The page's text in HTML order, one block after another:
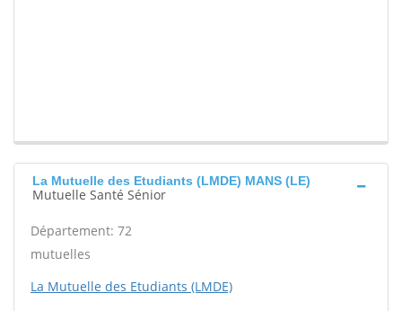
La Mutuelle des Etudiants (LMDE) MANS (LE)
Mutuelle Santé Sénior
Département: 72
mutuelles
La Mutuelle des Etudiants (LMDE)